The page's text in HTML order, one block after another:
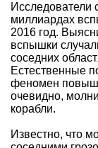
Исследователи
миллиардах
2016 год.
вспышки
соседних
Естественные
феномен
очевидно,
корабли.
Известно, что